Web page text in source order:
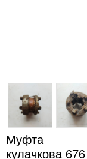
Муфта
кулачкова 676